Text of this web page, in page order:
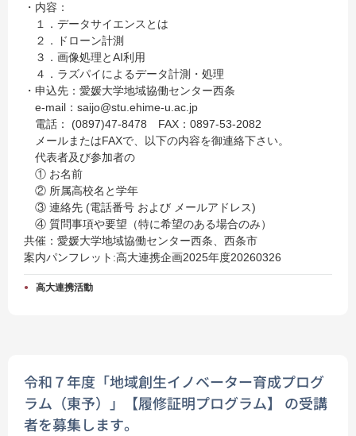
・内容：
１．データサイエンスとは
２．ドローン計測
３．画像処理とAI利用
４．ラズパイによるデータ計測・処理
・申込先：愛媛大学地域協働センター西条
e-mail：saijo@stu.ehime-u.ac.jp
電話： (0897)47-8478 FAX：0897-53-2082
メールまたはFAXで、以下の内容を御連絡下さい。
代表者及び参加者の
① お名前
② 所属高校名と学年
③ 連絡先 (電話番号 および メールアドレス)
④ 質問事項や要望（特に希望のある場合のみ）
共催：愛媛大学地域協働センター西条、西条市
案内パンフレット:高大連携企画2025年度20260326
高大連携活動
令和７年度「地域創生イノベーター育成プログ
ラム（東予）」【履修証明プログラム】 の受講
者を募集します。